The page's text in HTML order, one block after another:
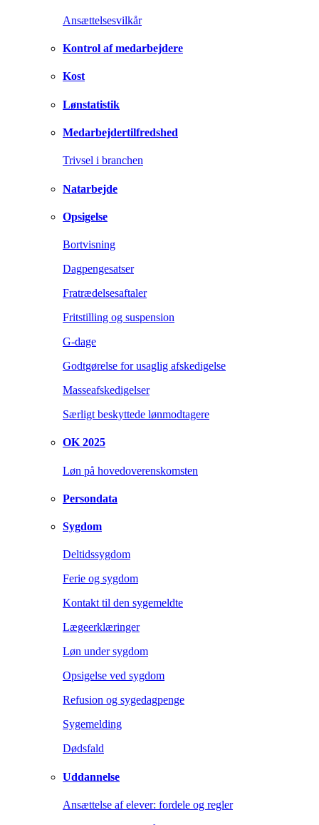
Ansættelsesvilkår
Kontrol af medarbejdere
Kost
Lønstatistik
Medarbejdertilfredshed
Trivsel i branchen
Natarbejde
Opsigelse
Bortvisning
Dagpengesatser
Fratrædelsesaftaler
Fritstilling og suspension
G-dage
Godtgørelse for usaglig afskedigelse
Masseafskedigelser
Særligt beskyttede lønmodtagere
OK 2025
Løn på hovedoverenskomsten
Persondata
Sygdom
Deltidssygdom
Ferie og sygdom
Kontakt til den sygemeldte
Lægeerklæringer
Løn under sygdom
Opsigelse ved sygdom
Refusion og sygedagpenge
Sygemelding
Dødsfald
Uddannelse
Ansættelse af elever: fordele og regler